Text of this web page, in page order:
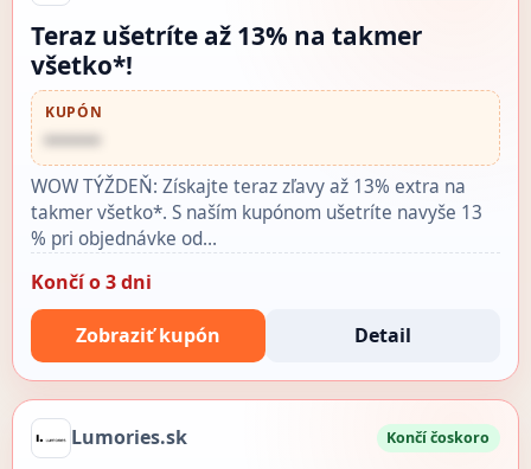
Teraz ušetríte až 13% na takmer
všetko*!
KUPÓN
••••••
WOW TÝŽDEŇ: Získajte teraz zľavy až 13% extra na
takmer všetko*. S naším kupónom ušetríte navyše 13
% pri objednávke od…
Končí o 3 dni
Zobraziť kupón Detail
Lumories.sk Končí čoskoro